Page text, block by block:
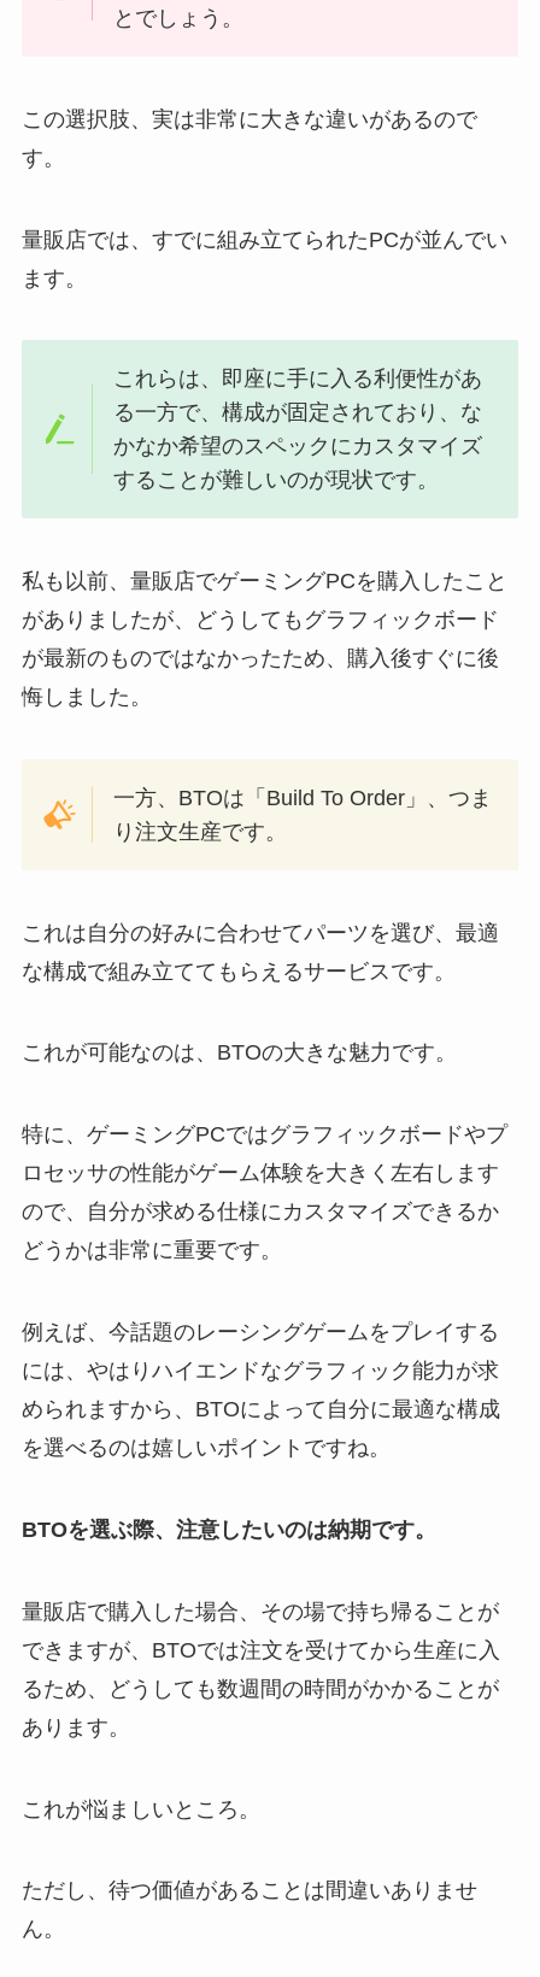
とでしょう。
この選択肢、実は非常に大きな違いがあるので
す。
量販店では、すでに組み立てられたPCが並んでい
ます。
これらは、即座に手に入る利便性があ
る一方で、構成が固定されており、な
かなか希望のスペックにカスタマイズ
することが難しいのが現状です。
私も以前、量販店でゲーミングPCを購入したこと
がありましたが、どうしてもグラフィックボード
が最新のものではなかったため、購入後すぐに後
悔しました。
一方、BTOは「Build To Order」、つま
り注文生産です。
これは自分の好みに合わせてパーツを選び、最適
な構成で組み立ててもらえるサービスです。
これが可能なのは、BTOの大きな魅力です。
特に、ゲーミングPCではグラフィックボードやプ
ロセッサの性能がゲーム体験を大きく左右します
ので、自分が求める仕様にカスタマイズできるか
どうかは非常に重要です。
例えば、今話題のレーシングゲームをプレイする
には、やはりハイエンドなグラフィック能力が求
められますから、BTOによって自分に最適な構成
を選べるのは嬉しいポイントですね。
BTOを選ぶ際、注意したいのは納期です。
量販店で購入した場合、その場で持ち帰ることが
できますが、BTOでは注文を受けてから生産に入
るため、どうしても数週間の時間がかかることが
あります。
これが悩ましいところ。
ただし、待つ価値があることは間違いありませ
ん。